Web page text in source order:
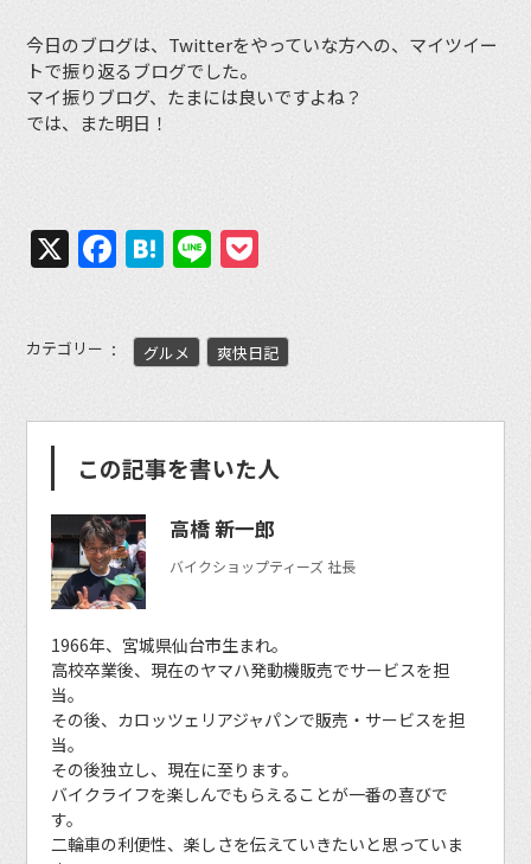
今日のブログは、Twitterをやっていな方への、マイツイー
トで振り返るブログでした。
マイ振りブログ、たまには良いですよね？
では、また明日！
X Facebook
Hatena
Line
カテゴリー グルメ 爽快日記
この記事を書いた人
高橋 新一郎
バイクショップティーズ 社長
1966年、宮城県仙台市生まれ。
高校卒業後、現在のヤマハ発動機販売でサービスを担
当。
その後、カロッツェリアジャパンで販売・サービスを担
当。
その後独立し、現在に至ります。
バイクライフを楽しんでもらえることが一番の喜びで
す。
二輪車の利便性、楽しさを伝えていきたいと思っていま